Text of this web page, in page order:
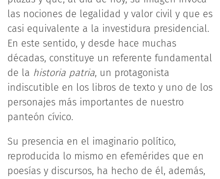
las nociones de legalidad y valor civil y que es
casi equivalente a la investidura presidencial.
En este sentido, y desde hace muchas
décadas, constituye un referente fundamental
de la historia patria, un protagonista
indiscutible en los libros de texto y uno de los
personajes más importantes de nuestro
panteón cívico.
Su presencia en el imaginario político,
reproducida lo mismo en efemérides que en
poesías y discursos, ha hecho de él, además,